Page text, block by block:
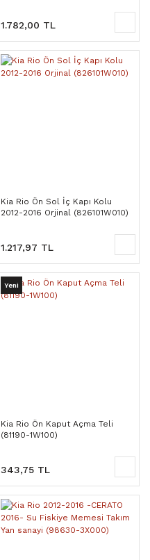
1.782,00 TL
Kia Rio Ön Sol İç Kapı Kolu
2012-2016 Orjinal (826101W010)
1.217,97 TL
Yeni
Kia Rio Ön Kaput Açma Teli
(81190-1W100)
343,75 TL